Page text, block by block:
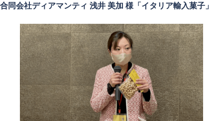
合同会社ディアマンティ 浅井 美加 様「イタリア輸入菓子」